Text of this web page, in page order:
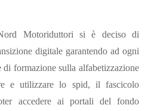
Motoriduttori si è deciso di
digitale garantendo ad ogni
formazione sulla alfabetizzazione
e utilizzare lo spid, il fascicolo
accedere ai portali del fondo